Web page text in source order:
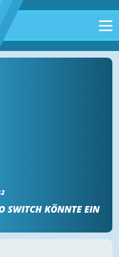
SWITCH KÖNNTE EIN